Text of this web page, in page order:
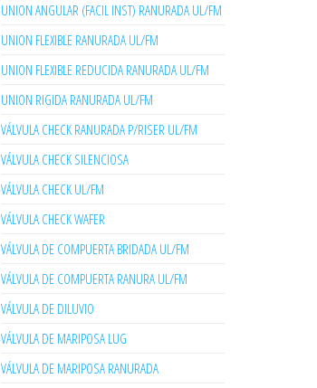
UNION ANGULAR (FACIL INST) RANURADA UL/FM
UNION FLEXIBLE RANURADA UL/FM
UNION FLEXIBLE REDUCIDA RANURADA UL/FM
UNION RIGIDA RANURADA UL/FM
VÁLVULA CHECK RANURADA P/RISER UL/FM
VÁLVULA CHECK SILENCIOSA
VÁLVULA CHECK UL/FM
VÁLVULA CHECK WAFER
VÁLVULA DE COMPUERTA BRIDADA UL/FM
VÁLVULA DE COMPUERTA RANURA UL/FM
VÁLVULA DE DILUVIO
VÁLVULA DE MARIPOSA LUG
VÁLVULA DE MARIPOSA RANURADA